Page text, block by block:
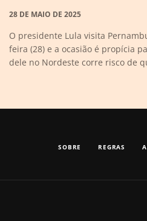
28 DE MAIO DE 2025
O presidente Lula visita
feira (28) e a ocasião é propícia
dele no Nordeste corre risco de
SOBRE REGRAS